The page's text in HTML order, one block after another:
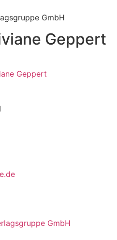
GmbH
Geppert
Geppert
GmbH